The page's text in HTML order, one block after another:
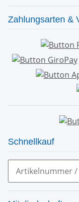
Zahlungsarten &
Schnellkauf